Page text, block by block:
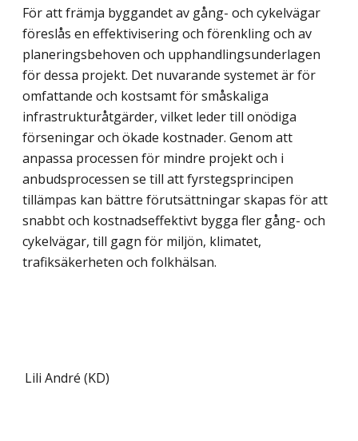
För att främja byggandet av gång- och cykelvägar
föreslås en effektivisering och förenkling och av
planeringsbehoven och upphandlingsunderlagen
för dessa projekt. Det nuvarande systemet är för
omfattande och kostsamt för småskaliga
infrastruktur­åtgärder, vilket leder till onödiga
förseningar och ökade kostnader. Genom att
anpassa processen för mindre projekt och i
anbudsprocessen se till att fyrstegsprincipen
tillämpas kan bättre förutsättningar skapas för att
snabbt och kostnadseffektivt bygga fler gång- och
cykelvägar, till gagn för miljön, klimatet,
trafiksäkerheten och folkhälsan.
Lili André (KD)